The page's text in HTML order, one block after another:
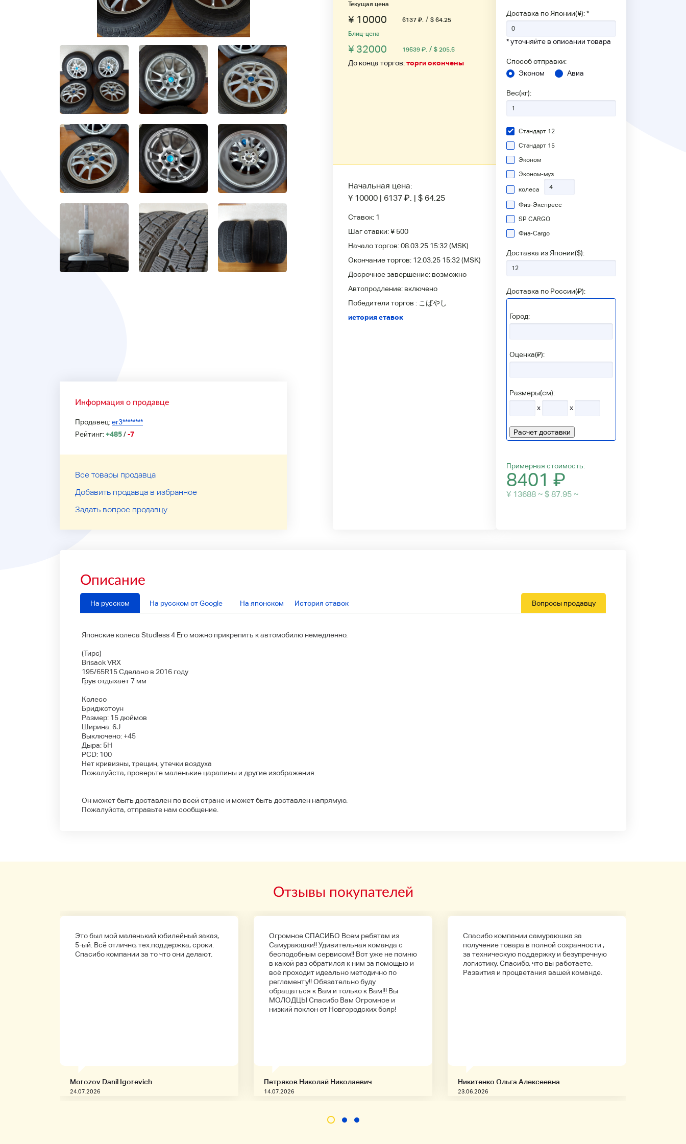
Информация о продавце
Продавец:er3********
Рейтинг:+485/-7
Все товары продавца
Добавить продавца в избранное
Задать вопрос продавцу
Текущая цена
¥ 10000 6137 ₽. / $ 64.25
Блиц-цена
¥ 32000 19639 ₽. / $ 205.6
До конца торгов:торги окончены
Начальная цена:
¥ 10000 | 6137 ₽. | $ 64.25
Ставок: 1
Шаг ставки:¥ 500
Начало торгов:08.03.25 15:32(MSK)
Окончание торгов: 12.03.25 15:32(MSK)
Досрочное завершение: возможно
Автопродление: включено
Победители торгов : こばやし
история ставок
Доставка по Японии(¥): *
* уточняйте в описании товара
Способ отправки:
Эконом
Авиа
Вес(кг):
Стандарт 12
Стандарт 15
Эконом
Эконом-муз
колеса
Физ-Экспресс
SP CARGO
Физ-Сargo
Доставка из Японии($):
Доставка по России(₽):
Город:
Оценка(₽):
Размеры(см):
x
x
Расчет доставки
Примерная стоимость:
8401 ₽
¥ 13688 ~ $ 87.95 ~
Описание
На русском На русском от Google На японском История ставок Вопросы продавцу
Японские колеса Studless 4 Его можно прикрепить к автомобилю немедленно.
(Тирс)
Brisack VRX
195/65R15 Сделано в 2016 году
Грув отдыхает 7 мм
Колесо
Бриджстоун
Размер: 15 дюймов
Ширина: 6J
Выключено: +45
Дыра: 5H
PCD: 100
Нет кривизны, трещин, утечки воздуха
Пожалуйста, проверьте маленькие царапины и другие изображения.
Он может быть доставлен по всей стране и может быть доставлен напрямую.
Пожалуйста, отправьте нам сообщение.
Отзывы покупателей
Это был мой маленький юбилейный заказ,
5-ый. Всё отлично, тех.поддержка, сроки.
Спасибо компании за то что они делают.
Morozov Danil Igorevich
24.07.2026
Огромное СПАСИБО Всем ребятам из
Самураюшки!! Удивительная команда с
бесподобным сервисом!! Вот уже не помню
в какой раз обратился к ним за помощью и
всё проходит идеально методично по
регламенту!! Обязательно буду
обращаться к Вам и только к Вам!!! Вы
МОЛОДЦЫ Спасибо Вам Огромное и
низкий поклон от Новгородских бояр!
Петряков Николай Николаевич
14.07.2026
Спасибо компании самураюшка за
получение товара в полной сохранности ,
за техническую поддержку и безупречную
логистику. Спасибо, что вы работаете.
Развития и процветания вашей команде.
Никитенко Ольга Алексеевна
23.06.2026